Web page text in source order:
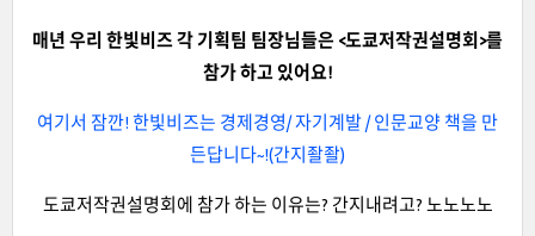
매년 우리 한빛비즈 각 기획팀 팀장님들은 <도쿄저작권설명회>를
참가 하고 있어요!
여기서 잠깐! 한빛비즈는 경제경영/자기계발 / 인문교양 책을 만
든답니다~!(간지좔좔)
도쿄저작권설명회에 참가 하는 이유는? 간지내려고? 노노노노